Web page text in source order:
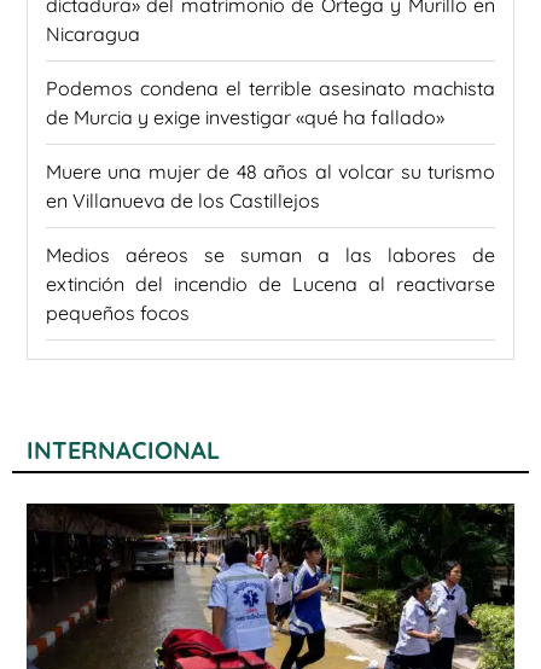
Nicaragua
Podemos condena el terrible asesinato machista
de Murcia y exige investigar «qué ha fallado»
Muere una mujer de 48 años al volcar su turismo
en Villanueva de los Castillejos
Medios aéreos se suman a las labores de
extinción del incendio de Lucena al reactivarse
pequeños focos
INTERNACIONAL